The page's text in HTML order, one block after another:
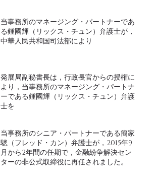
当事務所のマネージング・パートナーであ
る鍾國輝（リックス・チュン）弁護士が，
中華人民共和国司法部により
発展局副秘書長は，行政長官からの授権に
より，当事務所のマネージング・パートナ
ーである鍾國輝（リックス・チュン）弁護
士を
当事務所のシニア・パートナーである簡家
驄（フレッド・カン）弁護士が，2015年9
月から2年間の任期で，金融紛争解決セン
ターの非公式取締役に再任されました。